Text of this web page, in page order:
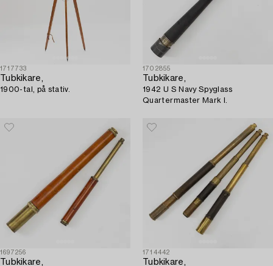
1717733
Tubkikare,
1900-tal, på stativ.
1702855
Tubkikare,
1942 U S Navy Spyglass
Quartermaster Mark I.
1697256
Tubkikare,
1714442
Tubkikare,